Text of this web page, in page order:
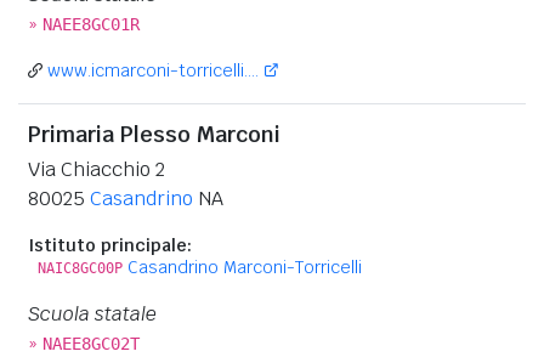
» NAEE8GC01R
www.icmarconi-torricelli....
Primaria Plesso Marconi
Via Chiacchio 2
80025 Casandrino NA
Istituto principale:
NAIC8GC00P Casandrino Marconi-Torricelli
Scuola statale
» NAEE8GC02T